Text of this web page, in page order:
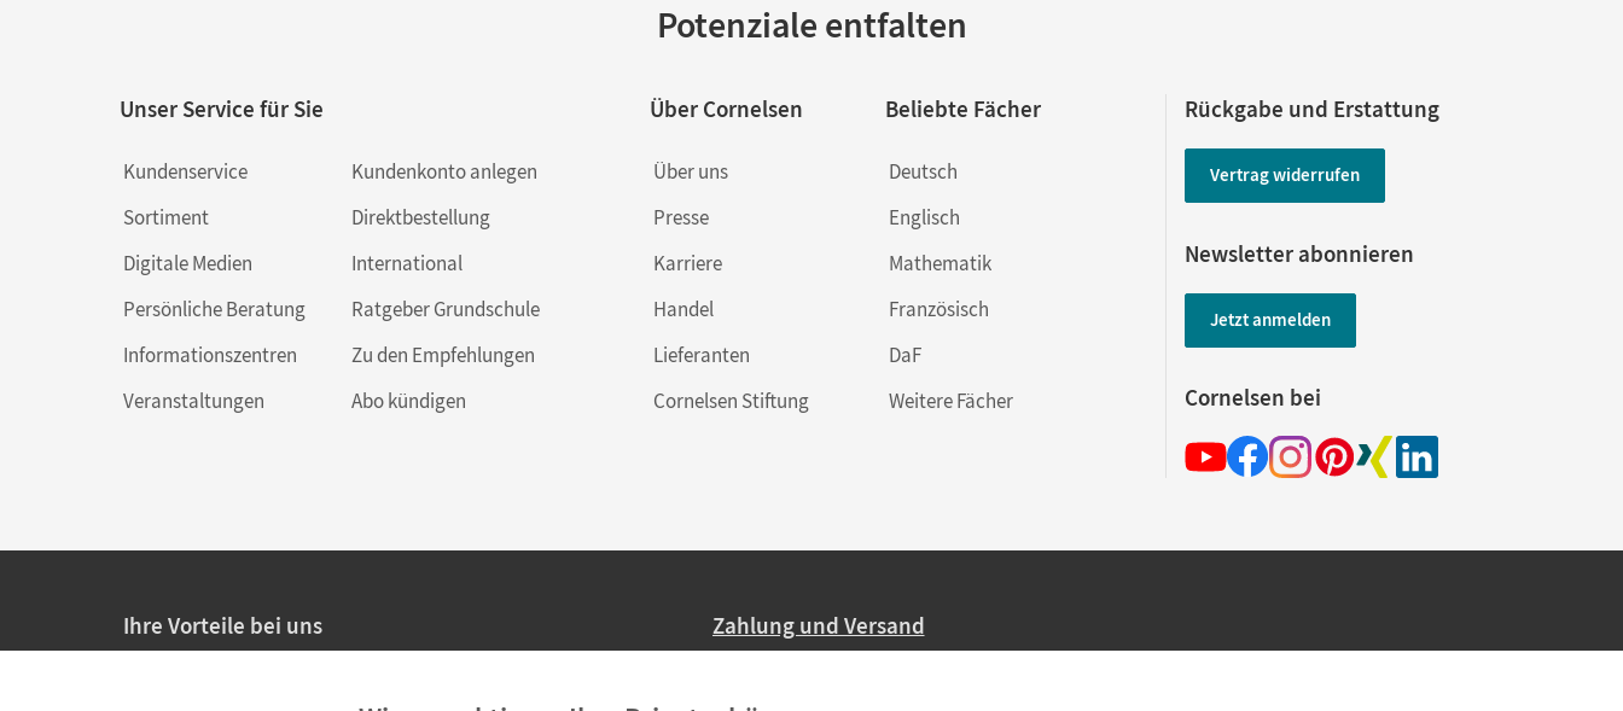
Potenziale entfalten
Unser Service für Sie
Kundenservice
Sortiment
Digitale Medien
Persönliche Beratung
Informationszentren
Veranstaltungen
Kundenkonto anlegen
Direktbestellung
International
Ratgeber Grundschule
Zu den Empfehlungen
Abo kündigen
Über Cornelsen
Über uns
Presse
Karriere
Handel
Lieferanten
Cornelsen Stiftung
Beliebte Fächer
Deutsch
Englisch
Mathematik
Französisch
DaF
Weitere Fächer
Rückgabe und Erstattung
Vertrag widerrufen
Newsletter abonnieren
Jetzt anmelden
Cornelsen bei
Ihre Vorteile bei uns Zahlung und Versand